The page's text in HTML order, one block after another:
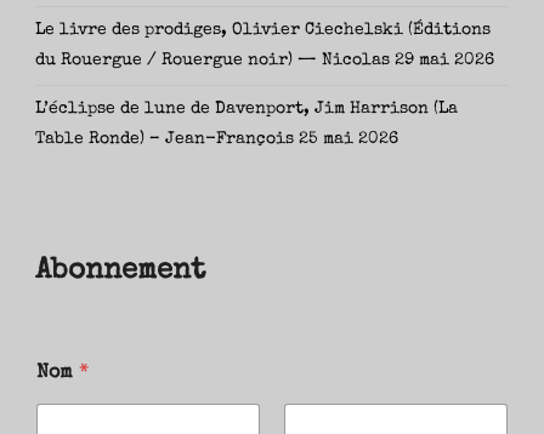
Le livre des prodiges, Olivier Ciechelski (Éditions
du Rouergue / Rouergue noir) — Nicolas 29 mai 2026
L’éclipse de lune de Davenport, Jim Harrison (La
Table Ronde) – Jean-François 25 mai 2026
Abonnement
Nom *